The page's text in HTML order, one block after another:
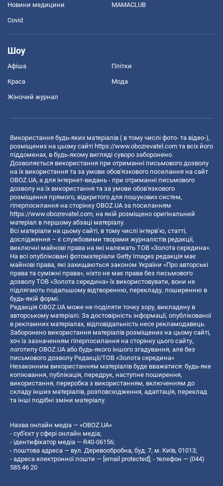
Новини медицини MAMACLUB
Covid
Шоу
Афіша Плітки
Краса Мода
Жіночий журнал
Використання будь-яких матеріалів ( в тому числі фото- та відео-),
розміщених на цьому сайті https://www.obozrevatel.com та всіх його
піддоменах, в будь-якому вигляді суворо заборонено.
Дозволяється використання при отриманні письмового дозволу
на їх використання та за умови обов'язкового посилання на сайт
OBOZ.UA, а для інтернет-видань - при отриманні письмового
дозволу на їх використання та за умови обов'язкового
розміщення прямого, відкритого для пошукових систем,
гіперпосилання на сторінку OBOZ.UA за посиланням
https://www.obozrevatel.com, на якій розміщено оригінальний
матеріал в першому абзаці матеріалу.
Всі матеріали на цьому сайті, в тому числі інтерв’ю, статті,
дослідження – є службовими творами журналістів редакції,
виключні майнові права на які належать ТОВ «Золота середина».
На всі опубліковані фотоматеріали Getty Images редакція має
майнові права, які захищаються законом України «Про авторські
права та суміжні права», ніхто не має права без письмового
дозволу ТОВ «Золота середина» їх використовувати, вони не
підлягають подальшому відтворенню, перекладу, поширенню в
будь-якій формі.
Редакція OBOZ.UA може не поділяти точку зору, викладену в
авторському матеріалі. За достовірність інформації, опублікованої
в рекламних матеріалах, відповідальність несе рекламодавець.
Заборонено використання матеріалів розміщених на цьому сайті,
хоч із зазначенням гіперпосилання на сторінку цього сайту,
логотипу OBOZ.UA або будь-якого іншого згадування, але без
письмового дозволу Редакції/ТОВ «Золота середина»
Незаконним використанням матеріалів буде вважатися: будь-яке
копiювання, публiкацiя, передрук, наступне поширення,
використання, переробка з використанням, включенням до
складу інших матеріалів, розповсюдження, адаптація, переклад
та інші подібні зміни матеріалу.
Назва онлайн медіа — «OBOZ.UA»
- суб'єкт у сфері онлайн медіа;
- ідентифікатор медіа — R40-06156;
- поштова адреса — вул. Деревообробна, буд. 7, м. Київ, 01013;
- адреса електронної пошти — [email protected] ; - телефон — (044)
585 46 20